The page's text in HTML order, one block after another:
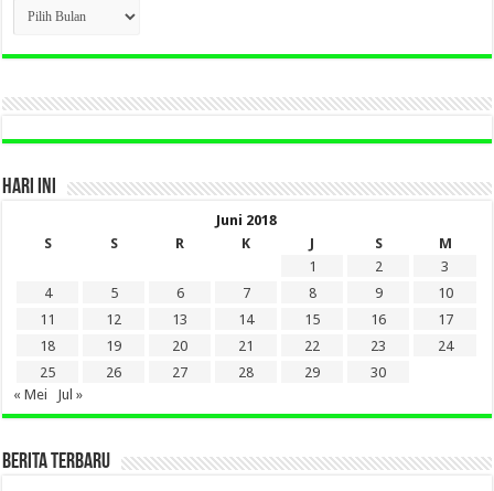
CLICK
BERITA
LAMA
DI
HARI INI
Juni 2018
S
S R K J S
M
1
2
3
4
5 6 7 8 9
10
11
12 13 14 15 16
17
18
19 20 21 22 23
24
25
26 27 28 29
30
« Mei
Jul »
BERITA TERBARU